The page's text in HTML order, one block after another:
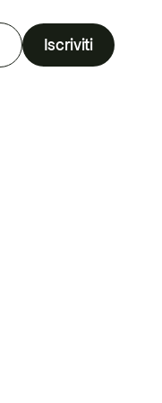
Iscriviti